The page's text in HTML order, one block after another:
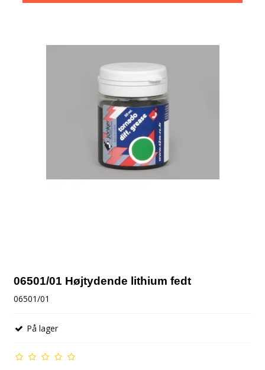
06501/01 Højtydende lithium fedt
06501/01
På lager